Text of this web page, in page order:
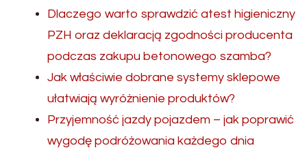
Dlaczego warto sprawdzić atest higieniczny
PZH oraz deklaracją zgodności producenta
podczas zakupu betonowego szamba?
Jak właściwie dobrane systemy sklepowe
ułatwiają wyróżnienie produktów?
Przyjemność jazdy pojazdem – jak poprawić
wygodę podróżowania każdego dnia